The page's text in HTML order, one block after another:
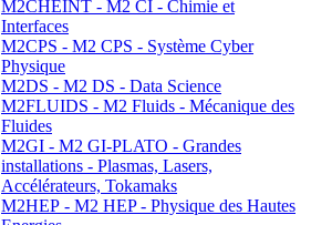
M2CHEINT - M2 CI - Chimie et
Interfaces
M2CPS - M2 CPS - Système Cyber
Physique
M2DS - M2 DS - Data Science
M2FLUIDS - M2 Fluids - Mécanique des
Fluides
M2GI - M2 GI-PLATO - Grandes
installations - Plasmas, Lasers,
Accélérateurs, Tokamaks
M2HEP - M2 HEP - Physique des Hautes